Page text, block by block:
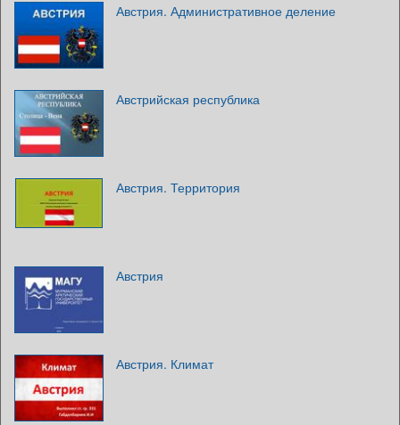
Австрия. Административное деление
Австрийская республика
Австрия. Территория
Австрия
Австрия. Климат